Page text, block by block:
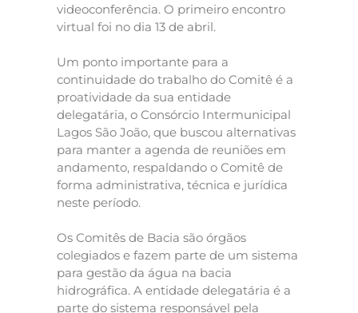
videoconferência. O primeiro encontro
virtual foi no dia 13 de abril.
Um ponto importante para a
continuidade do trabalho do Comitê é a
proatividade da sua entidade
delegatária, o Consórcio Intermunicipal
Lagos São João, que buscou alternativas
para manter a agenda de reuniões em
andamento, respaldando o Comitê de
forma administrativa, técnica e jurídica
neste período.
Os Comitês de Bacia são órgãos
colegiados e fazem parte de um sistema
para gestão da água na bacia
hidrográfica. A entidade delegatária é a
parte do sistema responsável pela